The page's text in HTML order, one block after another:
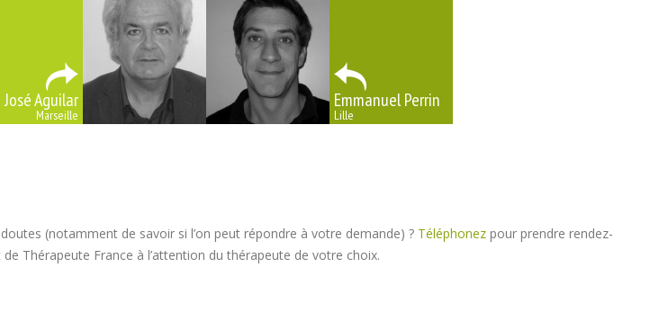
José Aguilar
Marseille
Emmanuel Perrin
Lille
(notamment de savoir si l’on peut répondre à votre demande) ? Téléphonezpour prendre rendez-
de Thérapeute France à l’attention du thérapeute de votre choix.